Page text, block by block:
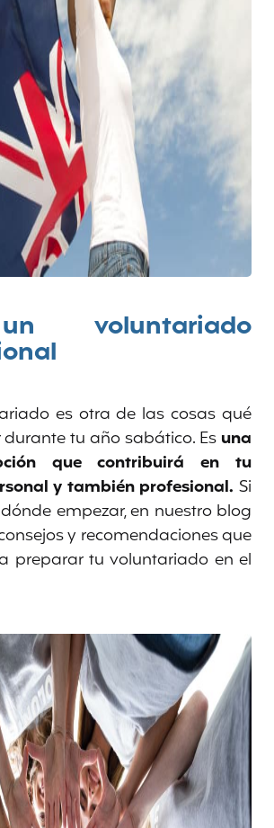
voluntariado
es otra de las cosas qué
tu año sabático. Es una
que contribuirá en tu
y también profesional. Si
empezar, en nuestro blog
y recomendaciones que
preparar tu voluntariado en el